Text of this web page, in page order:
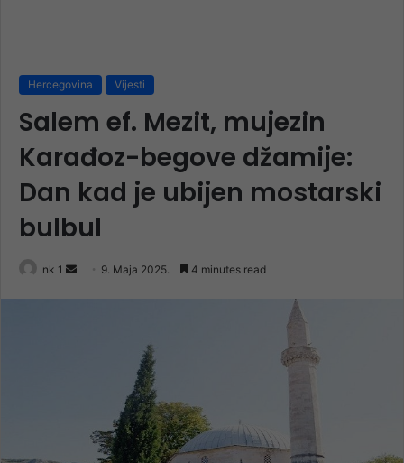
Hercegovina Vijesti
Salem ef. Mezit, mujezin
Karađoz-begove džamije:
Dan kad je ubijen mostarski
bulbul
nk 1
Send 9. Maja 2025. 4 minutes read